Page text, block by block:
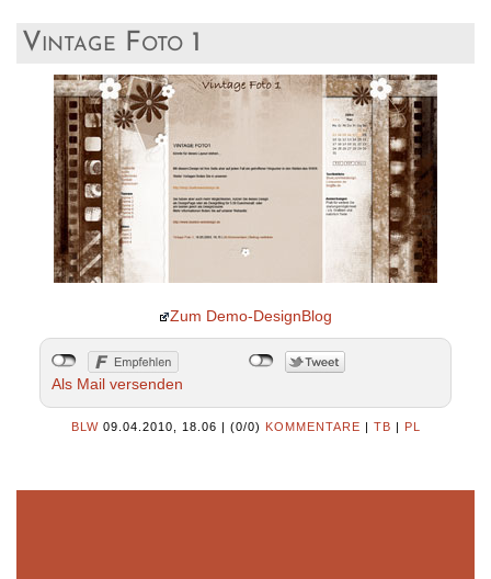
Vintage Foto 1
Zum Demo-DesignBlog
Als Mail versenden
BLW 09.04.2010, 18.06 | (0/0) KOMMENTARE | TB | PL